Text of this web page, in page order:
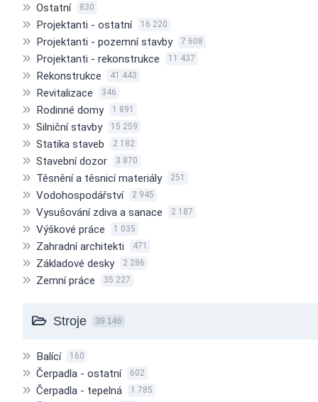
Ostatní 830
Projektanti - ostatní 16 220
Projektanti - pozemní stavby 7 608
Projektanti - rekonstrukce 11 437
Rekonstrukce 41 443
Revitalizace 346
Rodinné domy 1 891
Silniční stavby 15 259
Statika staveb 2 182
Stavební dozor 3 870
Těsnění a těsnicí materiály 251
Vodohospodářství 2 945
Vysušování zdiva a sanace 2 187
Výškové práce 1 035
Zahradní architekti 471
Základové desky 2 286
Zemní práce 35 227
Stroje 39 146
Balící 160
Čerpadla - ostatní 602
Čerpadla - tepelná 1 785